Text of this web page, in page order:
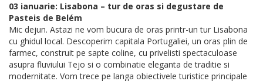
03 ianuarie: Lisabona – tur de oras si degustare de
Pasteis de Belém
Mic dejun. Astazi ne vom bucura de oras printr-un tur Lisabona
cu ghidul local. Descoperim capitala Portugaliei, un oras plin de
farmec, construit pe sapte coline, cu privelisti spectaculoase
asupra fluviului Tejo si o combinatie eleganta de traditie si
modernitate. Vom trece pe langa obiectivele turistice principale